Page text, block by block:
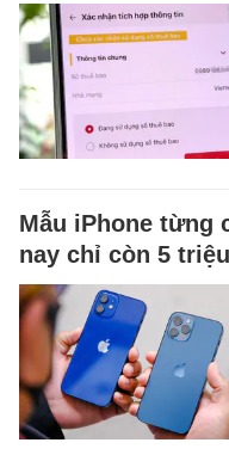
Mẫu iPhone từng
nay chỉ còn 5